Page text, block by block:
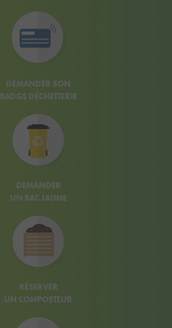
DEMANDER SON
BADGE DÉCHETTERIE
DEMANDER
UN BAC JAUNE
RÉSERVER
UN COMPOSTEUR